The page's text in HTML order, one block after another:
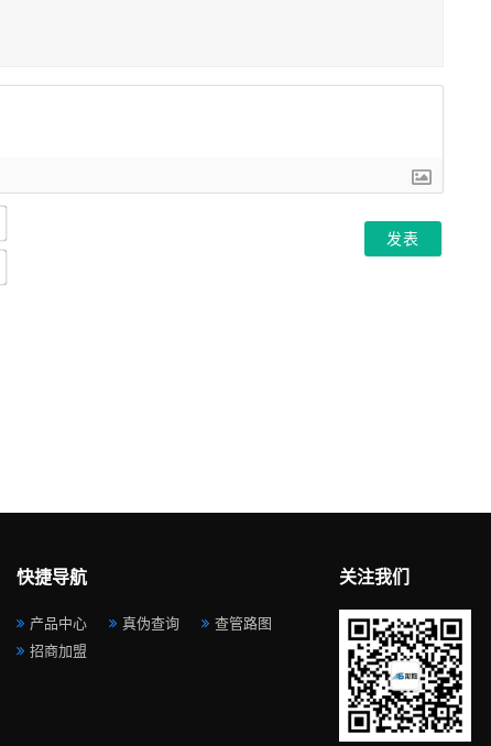
字
*
箱
快捷导航
产品中心 真伪查询
查管路图
招商加盟
关注我们